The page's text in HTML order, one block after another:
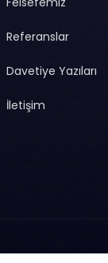
Referanslar
Davetiye Yazıları
İletişim